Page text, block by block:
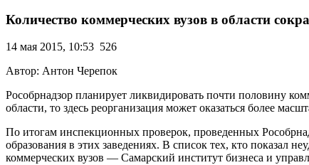
Количество коммерческих вузов в области
14 мая 2015, 10:53 526
Автор: Антон Черепок
Рособрнадзор планирует ликвидировать почти половину
области, то здесь реорганизация может оказаться более
По итогам инспекционных проверок, проведенных
образования в этих заведениях. В список тех, кто показал
коммерческих вузов — Самарский институт бизнеса и